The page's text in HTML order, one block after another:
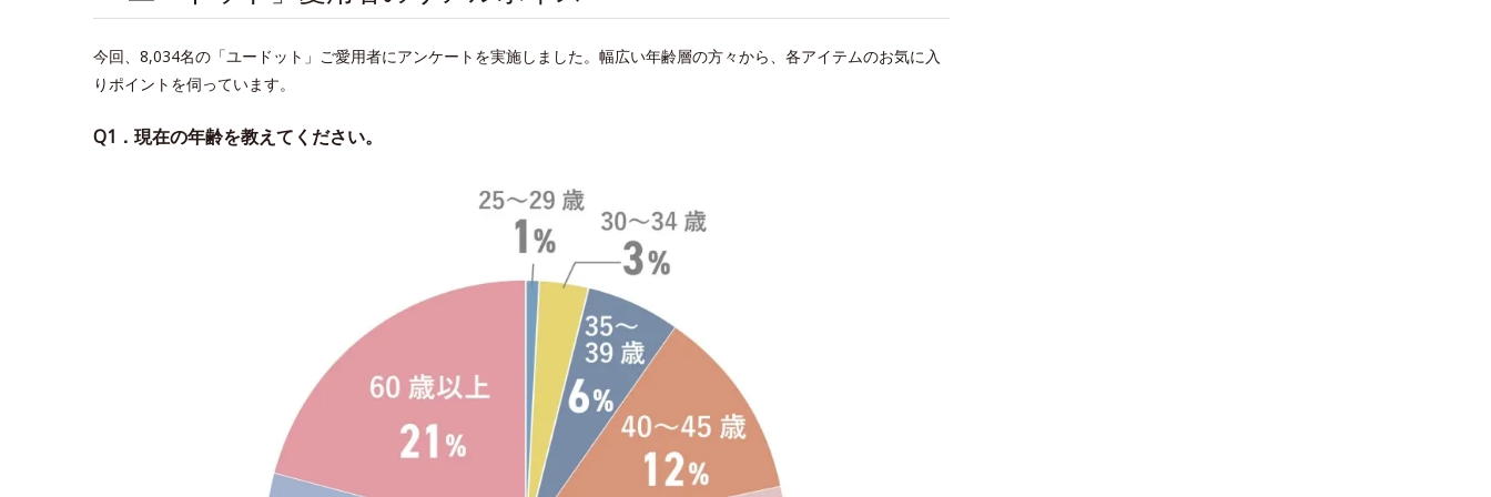
今回、8,034名の「ユードット」ご愛用者にアンケートを実施しました。幅広い年齢層の方々から、各アイテムのお気に入
りポイントを伺っています。
Q1．現在の年齢を教えてください。